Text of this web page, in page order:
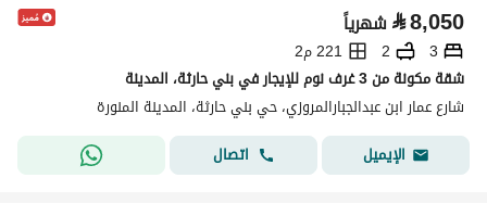
⃁8,050 شهرياً
3
2
221 م2
شقة مكونة من 3 غرف نوم للإيجار في بني حارثة، المدينة
شارع عمار ابن عبدالجبارالمروزي، حي بني حارثة، المدينة المنورة
الإيميل
اتصال